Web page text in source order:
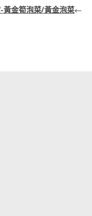
黃金筍泡菜/黃金泡菜←